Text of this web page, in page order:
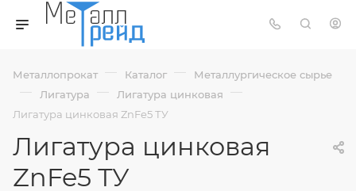
Металлопрокат — Каталог — Металлургическое сырье
— Лигатура — Лигатура цинковая —
Лигатура цинковая ZnFe5 ТУ
Лигатура цинковая
ZnFe5 ТУ